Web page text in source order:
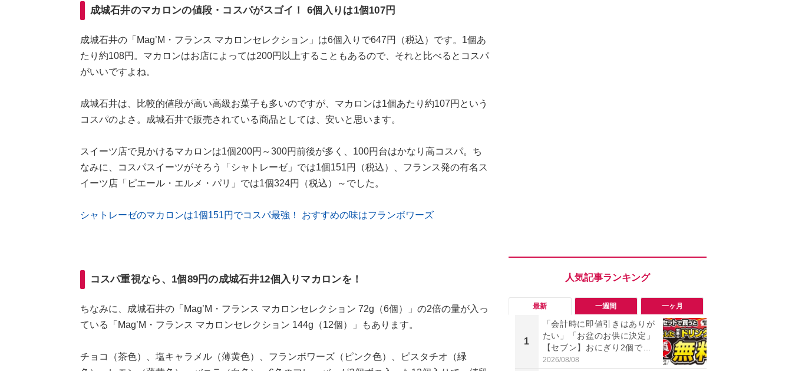
成城石井のマカロンの値段・コスパがスゴイ！ 6個入りは1個107円
成城石井の「Mag’M・フランス マカロンセレクション」は6個入りで647円（税込）です。1個あ
たり約108円。マカロンはお店によっては200円以上することもあるので、それと比べるとコスパ
がいいですよね。
成城石井は、比較的値段が高い高級お菓子も多いのですが、マカロンは1個あたり約107円という
コスパのよさ。成城石井で販売されている商品としては、安いと思います。
スイーツ店で見かけるマカロンは1個200円～300円前後が多く、100円台はかなり高コスパ。ち
なみに、コスパスイーツがそろう「シャトレーゼ」では1個151円（税込）、フランス発の有名ス
イーツ店「ピエール・エルメ・パリ」では1個324円（税込）～でした。
シャトレーゼのマカロンは1個151円でコスパ最強！ おすすめの味はフランボワーズ
コスパ重視なら、1個89円の成城石井12個入りマカロンを！
ちなみに、成城石井の「Mag’M・フランス マカロンセレクション 72g（6個）」の2倍の量が入っ
ている「Mag’M・フランス マカロンセレクション 144g（12個）」もあります。
チョコ（茶色）、塩キャラメル（薄黄色）、フランボワーズ（ピンク色）、ピスタチオ（緑
最新 一週間 一ヶ月
1
「会計時に即値引きはありが
たい」「お盆のお供に決定」
【セブン】おにぎり2個でド
リンク1本が実質無料の神企
2026/08/08